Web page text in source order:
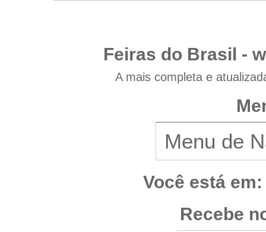
Feiras do Brasil -
A mais completa e
Você está em:
Recebe